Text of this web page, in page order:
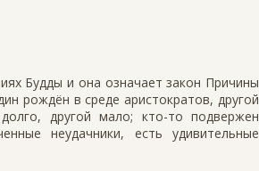
Будды и она означает закон Причины
рождён в среде аристократов, другой
другой мало; кто-то подвержен
неудачники, есть удивительные